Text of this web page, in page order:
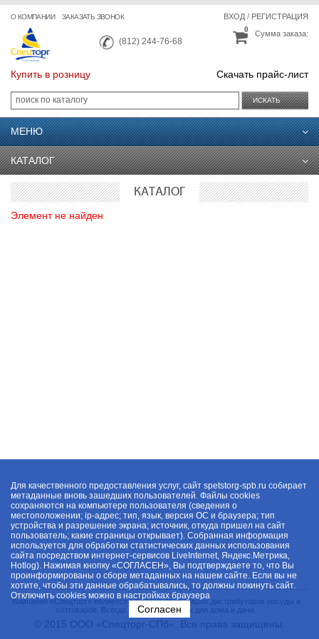
О КОМПАНИИ ЗАКАЗАТЬ ЗВОНОК
(812) 244-76-68
ВХОД/ РЕГИСТРАЦИЯ
Сумма заказа:
0
Купить в розницу Скачать прайс-лист
ИСКАТЬ
МЕНЮ
КАТАЛОГ
КАТАЛОГ
Элемент не найден
Компания «Спецторг» является одним из крупнейших дистрибуторов посуды и
хозтоваров. Всегда в наличии товары для дома и дачи.
© 2015 ООО «Спецторг-СПб». Все права защищены.
Для качественного предоставления услуг, сайт spetstorg-spb.ru собирает
метаданные вновь зашедших пользователей. Файлы cookies
сохраняются на компьютере пользователя (сведения о
местоположении; ip-адрес; тип, язык, версия ОС и браузера; тип
устройства и разрешение экрана; источник, откуда пришел на сайт
пользователь; какие страницы открывает). Собранная информация
используется для обработки статистических данных использования
сайта посредством интернет-сервисов LiveInternet, Яндекс.Метрика,
Hotlog). Нажимая кнопку «СОГЛАСЕН», Вы подтверждаете то, что Вы
проинформированы о сборе метаданных на нашем сайте. Если вы не
хотите, чтобы эти данные обрабатывались, то должны покинуть сайт.
Отключить cookies можно в настройках браузера
Согласен